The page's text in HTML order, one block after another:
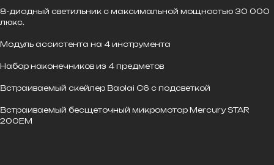
8-диодный светильник с максимальной мощностью 30 000
люкс.
Модуль ассистента на 4 инструмента
Набор наконечников из 4 предметов
Встраиваемый скейлер Baolai C6 с подсветкой
Встраиваемый бесщеточный микромотор Mercury STAR
200EM